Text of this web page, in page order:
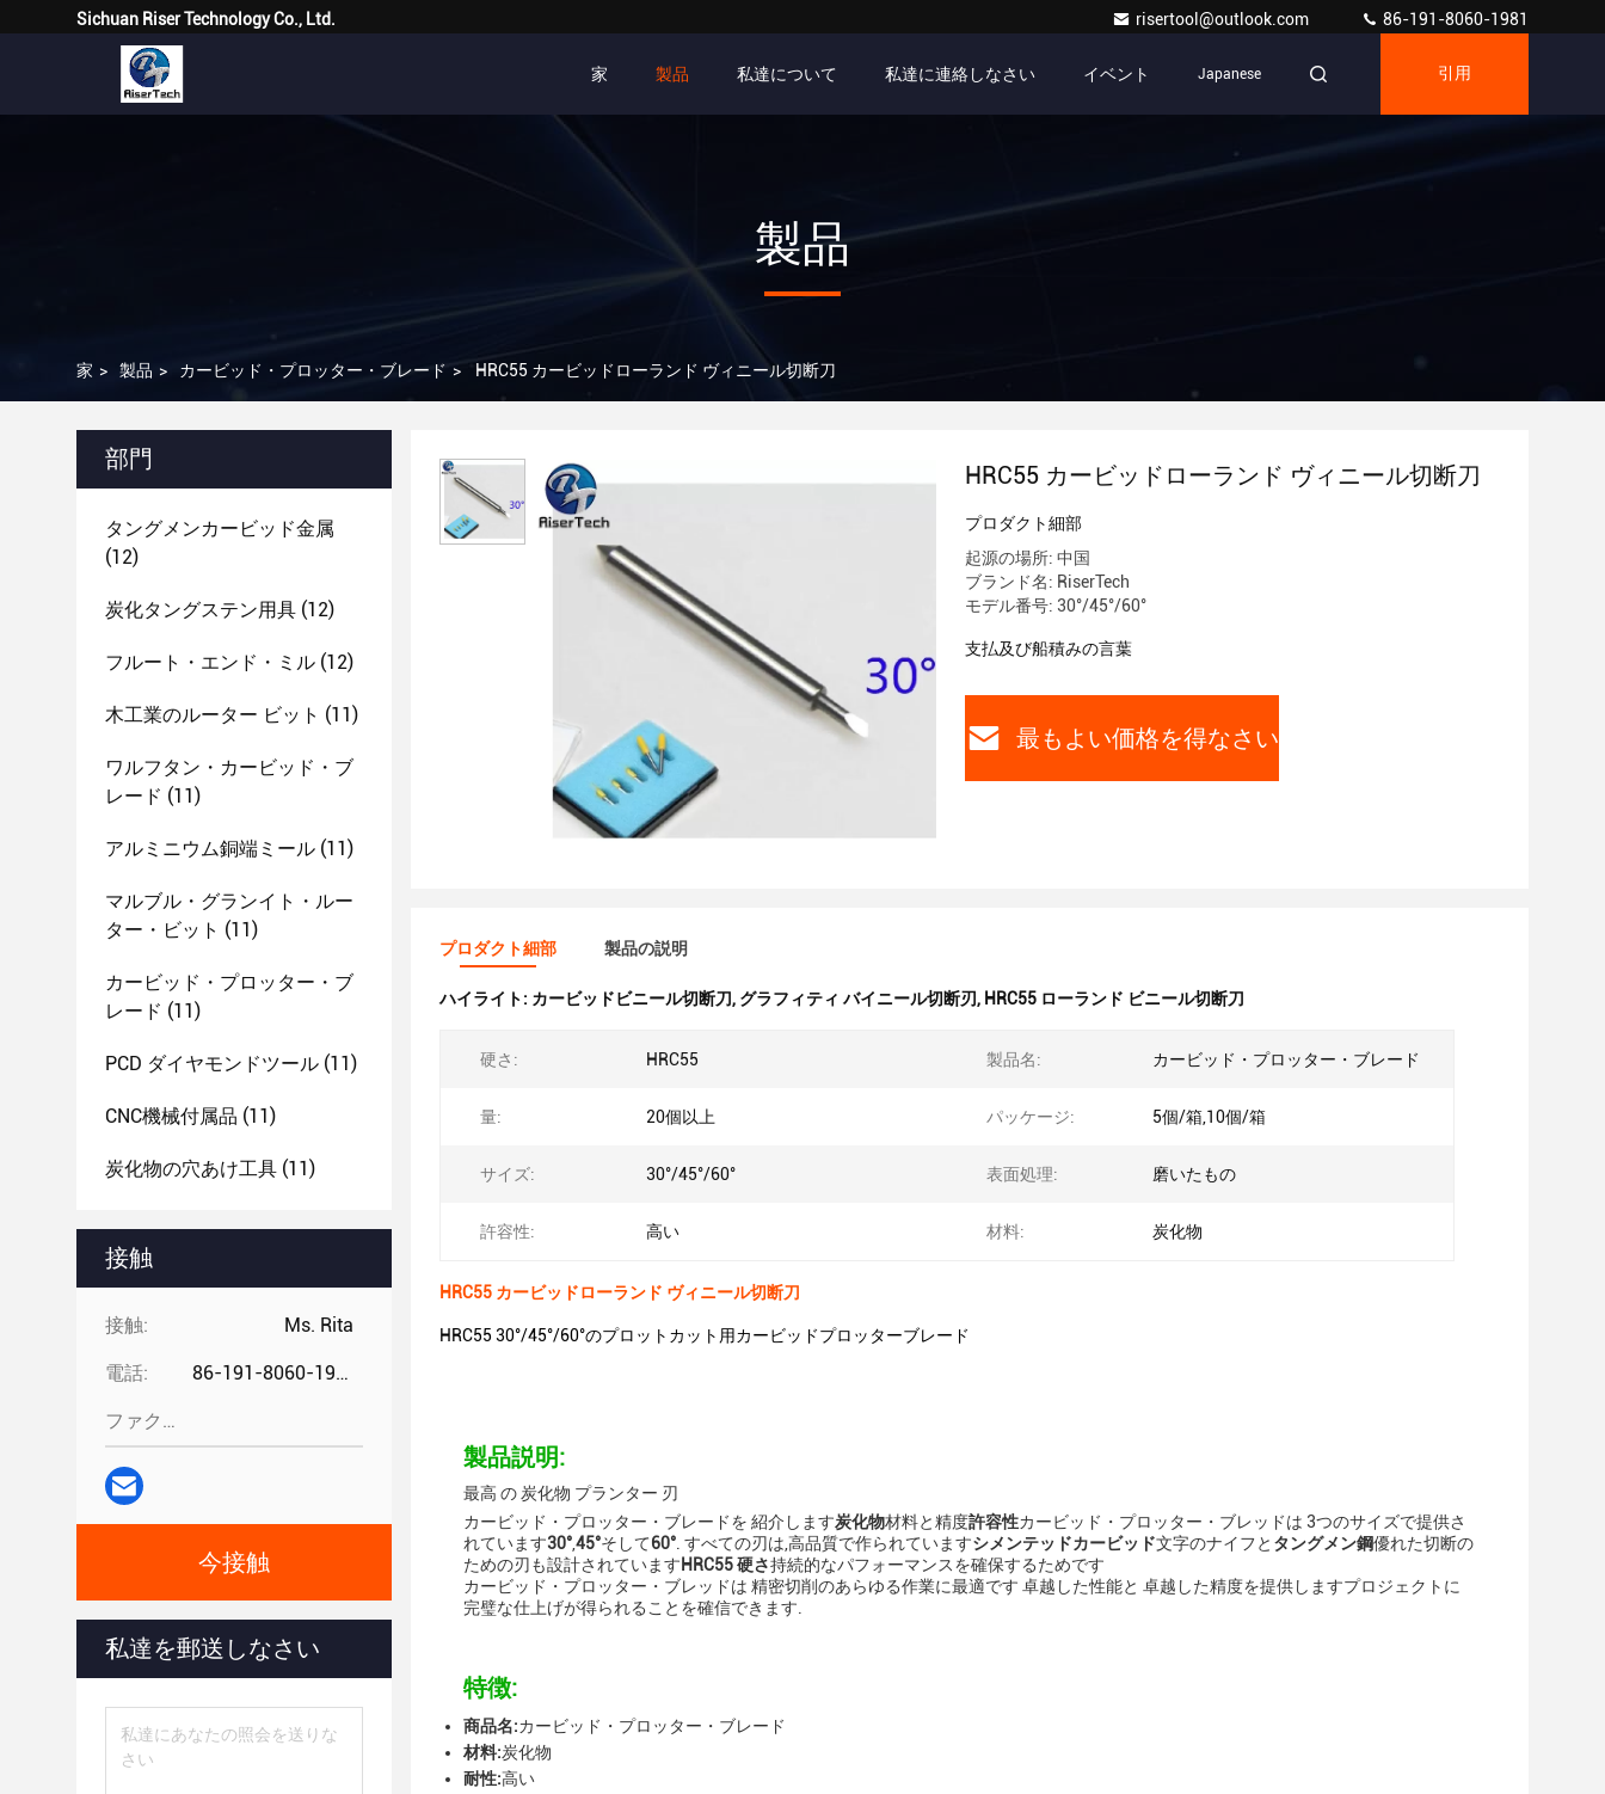
Sichuan Riser Technology Co., Ltd. risertool@outlook.com 86-191-8060-1981
家 製品 私達について 私達に連絡しなさい イベント Japanese 引用
製品
家 > 製品 > カービッド・プロッター・ブレード > HRC55 カービッドローランド ヴィニール切断刀
部門
タングメンカービッド金属
(12)
炭化タングステン用具 (12)
フルート・エンド・ミル (12)
木工業のルーター ビット (11)
ワルフタン・カービッド・ブ
レード (11)
アルミニウム銅端ミール (11)
マルブル・グランイト・ルー
ター・ビット (11)
カービッド・プロッター・ブ
レード (11)
PCD ダイヤモンドツール (11)
CNC機械付属品 (11)
炭化物の穴あけ工具 (11)
接触
接触: Ms. Rita
電話: 86-191-8060-1981
ファクシミリ:
今接触
私達を郵送しなさい
HRC55 カービッドローランド ヴィニール切断刀
プロダクト細部
起源の場所: 中国
ブランド名: RiserTech
モデル番号: 30°/45°/60°
支払及び船積みの言葉
最もよい価格を得なさい
プロダクト細部 製品の説明
ハイライト: カービッドビニール切断刀, グラフィティ バイニール切断刃, HRC55 ローランド ビニール切断刀
硬さ: HRC55 製品名: カービッド・プロッター・ブレード
量: 20個以上 パッケージ: 5個/箱,10個/箱
サイズ: 30°/45°/60° 表面処理: 磨いたもの
許容性: 高い 材料: 炭化物
HRC55 カービッドローランド ヴィニール切断刀
HRC55 30°/45°/60°のプロットカット用カービッドプロッターブレード
製品説明:
最高 の 炭化物 プランター 刃
カービッド・プロッター・ブレードを 紹介します炭化物材料と精度許容性カービッド・プロッター・ブレッドは 3つのサイズで提供さ
れています30°45°そして60° . すべての刃は,高品質で作られていますシメンテッドカービッド文字のナイフと タングメン鋼優れた切断の
ための刃も設計されています HRC55 硬さ持続的なパフォーマンスを確保するためです
カービッド・プロッター・ブレッドは 精密切削のあらゆる作業に最適です 卓越した性能と 卓越した精度を提供しますプロジェクトに
完璧な仕上げが得られることを確信できます.
特徴:
商品名:カービッド・プロッター・ブレード
材料:炭化物
耐性:高い